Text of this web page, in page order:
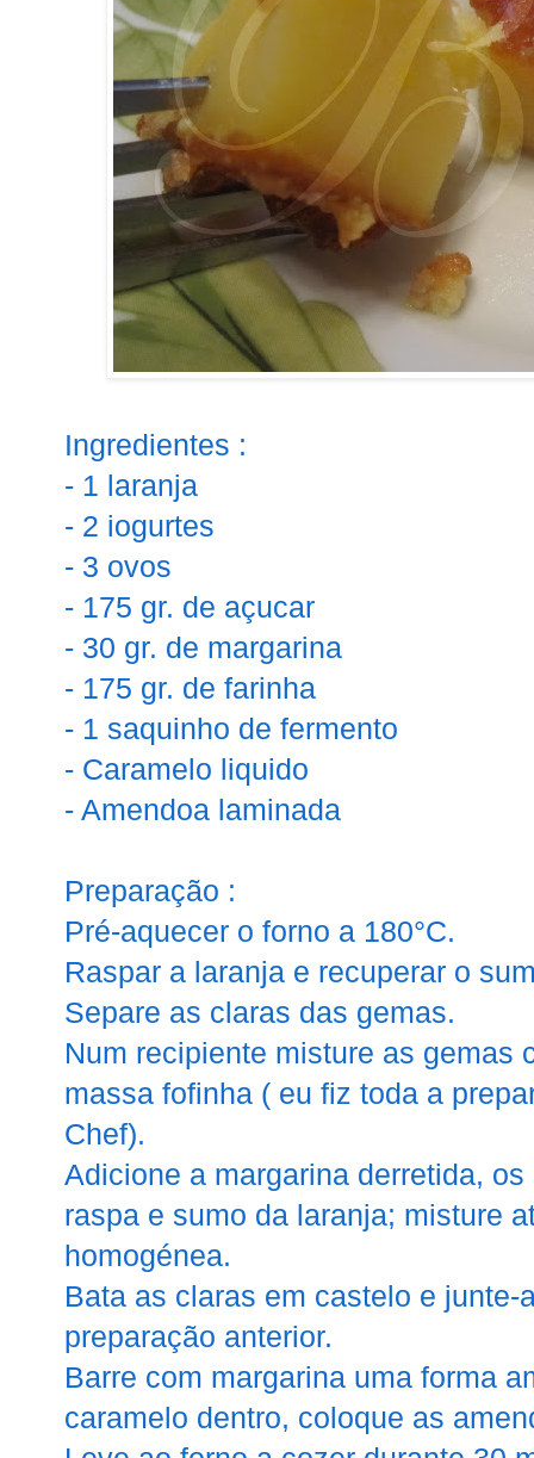
Ingredientes :
- 1 laranja
- 2 iogurtes
- 3 ovos
- 175 gr. de açucar
- 30 gr. de margarina
- 175 gr. de farinha
- 1 saquinho de fermento
- Caramelo liquido
- Amendoa laminada
Preparação :
Pré-aquecer o forno a 180°C.
Raspar a laranja e recuperar o
Separe as claras das gemas.
Num recipiente misture as gemas
massa fofinha ( eu fiz toda a
Chef).
Adicione a margarina derretida,
raspa e sumo da laranja; misture
homogénea.
Bata as claras em castelo e junte-
preparação anterior.
Barre com margarina uma forma
caramelo dentro, coloque as